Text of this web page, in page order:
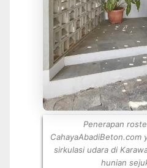
Penerapan
CahayaAbadiBeton.com
sirkulasi udara di
hunian